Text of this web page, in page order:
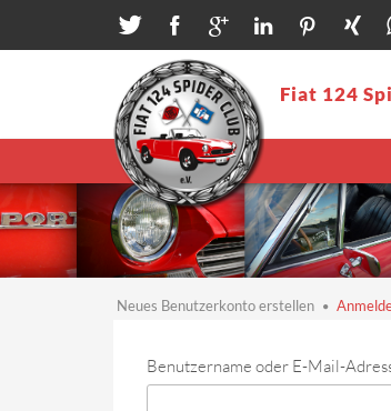
Direkt zum Inhalt
Fiat 124
Neues Benutzerkonto erstellen
Benutzername oder E-Mail-